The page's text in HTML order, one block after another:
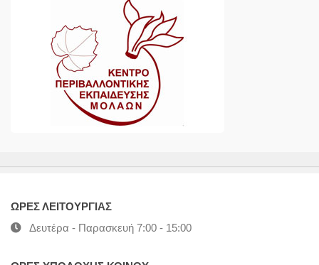
ΩΡΕΣ ΛΕΙΤΟΥΡΓΙΑΣ
Δευτέρα - Παρασκευή 7:00 - 15:00